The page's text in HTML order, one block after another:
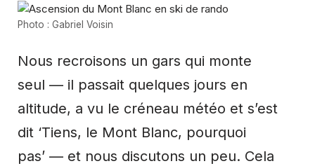
Photo : Gabriel Voisin
Nous recroisons un gars qui monte
seul — il passait quelques jours en
altitude, a vu le créneau météo et s’est
dit ‘Tiens, le Mont Blanc, pourquoi
pas’ — et nous discutons un peu. Cela